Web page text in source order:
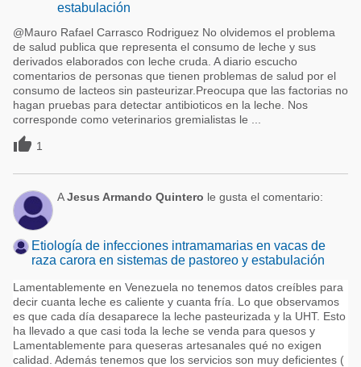
estabulación
@Mauro Rafael Carrasco Rodriguez No olvidemos el problema
de salud publica que representa el consumo de leche y sus
derivados elaborados con leche cruda. A diario escucho
comentarios de personas que tienen problemas de salud por el
consumo de lacteos sin pasteurizar.Preocupa que las factorias no
hagan pruebas para detectar antibioticos en la leche. Nos
corresponde como veterinarios gremialistas le ...
 1
AJesus Armando Quintero le gusta el comentario:
Etiología de infecciones intramamarias en vacas de
raza carora en sistemas de pastoreo y estabulación
Lamentablemente en Venezuela no tenemos datos creíbles para
decir cuanta leche es caliente y cuanta fría. Lo que observamos
es que cada día desaparece la leche pasteurizada y la UHT. Esto
ha llevado a que casi toda la leche se venda para quesos y
Lamentablemente para queseras artesanales qué no exigen
calidad. Además tenemos que los servicios son muy deficientes (